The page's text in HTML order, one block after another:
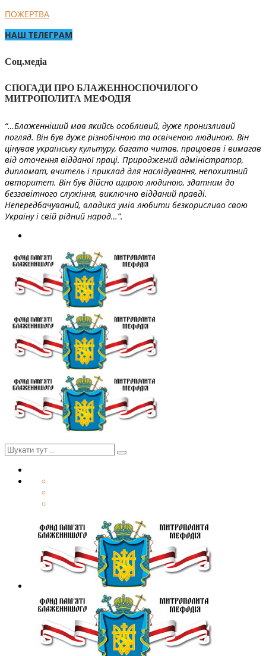
ПОЖЕРТВА
НАШ ТЕЛЕГРАМ
Соц.медіа
СПОГАДИ ПРО БЛАЖЕННОСПОЧИЛОГО
МИТРОПОЛИТА МЕФОДІЯ
“…Блаженніший мав якийсь особливий, дуже пронизливий
погляд. Він був дуже різнобічною та освіченою людиною. Він
цінував українську культуру, багато читав, працював і вимагав
від оточення відданої праці. Природжений адміністратор,
дипломат, вчитель і приклад для наслідування, непохитний
авторитет. Він був дійсно щирою людиною, здатним до
беззавітного служіння, виключно відданий правді.
Непередбачуваний, владика умів любити безкорисливо свою
Україну і свій рідний народ…”.